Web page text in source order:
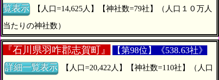
覧表示
当たりの神社数）
『石川県羽咋郡志賀町』
【第98位】《538.63社》
詳細一覧表示